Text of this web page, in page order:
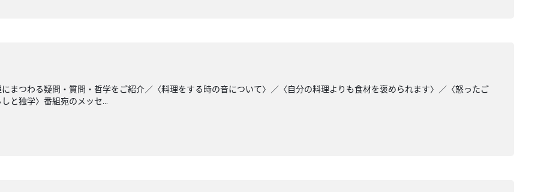
まつわる疑問・質問・哲学をご紹介／〈料理をする時の音について〉／〈自分の料理よりも食材を褒められます〉／〈怒ったご
と独学〉番組宛のメッセ...